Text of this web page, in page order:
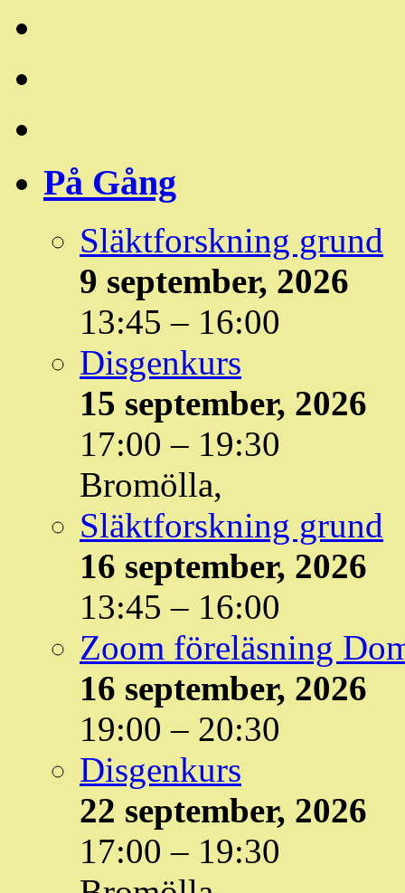
På Gång
Släktforskning grund
9 september, 2026
13:45 – 16:00
Disgenkurs
15 september, 2026
17:00 – 19:30
Bromölla,
Släktforskning grund
16 september, 2026
13:45 – 16:00
Zoom föreläsning
16 september, 2026
19:00 – 20:30
Disgenkurs
22 september, 2026
17:00 – 19:30